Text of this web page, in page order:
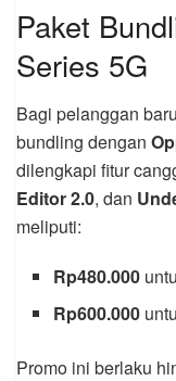
Paket
Series 5G
Bagi pelanggan
bundling dengan
dilengkapi fitur
Editor 2.0, dan
meliputi:
Rp480.000
Rp600.000
Promo ini berlaku